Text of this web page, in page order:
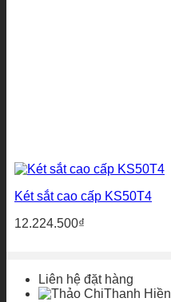
Két sắt cao cấp KS50T4
12.224.500₫
Liên hệ đặt hàng
Thanh Hiền